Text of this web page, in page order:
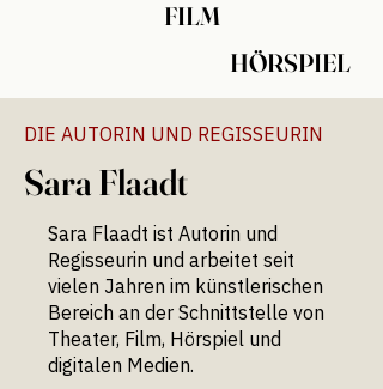
FILM
HÖRSPIEL
DIE AUTORIN UND REGISSEURIN
Sara Flaadt
Sara Flaadt ist Autorin und
Regisseurin und arbeitet seit
vielen Jahren im künstlerischen
Bereich an der Schnittstelle von
Theater, Film, Hörspiel und
digitalen Medien.